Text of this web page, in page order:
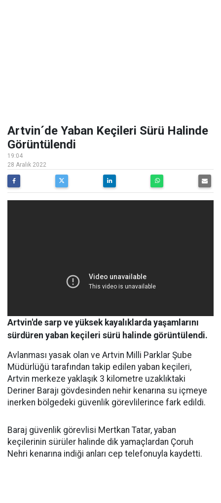
Artvin´de Yaban Keçileri Sürü Halinde
Görüntülendi
19:04
28 Aralık 2022
Artvin'de sarp ve yüksek kayalıklarda yaşamlarını
sürdüren yaban keçileri sürü halinde görüntülendi.
Avlanması yasak olan ve Artvin Milli Parklar Şube
Müdürlüğü tarafından takip edilen yaban keçileri,
Artvin merkeze yaklaşık 3 kilometre uzaklıktaki
Deriner Barajı gövdesinden nehir kenarına su içmeye
inerken bölgedeki güvenlik görevlilerince fark edildi.
Baraj güvenlik görevlisi Mertkan Tatar, yaban
keçilerinin sürüler halinde dik yamaçlardan Çoruh
Nehri kenarına indiği anları cep telefonuyla kaydetti.